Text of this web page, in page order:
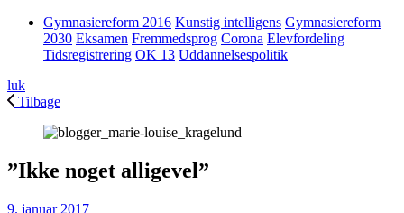
Gymnasiereform 2016 Kunstig intelligens Gymnasiereform
2030 Eksamen Fremmedsprog Corona Elevfordeling
Tidsregistrering OK 13 Uddannelsespolitik
luk
Tilbage
”Ikke noget alligevel”
9. januar 2017